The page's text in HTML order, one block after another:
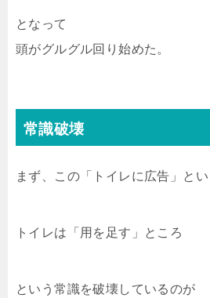
となって
頭がグルグル回り始めた。
常識破壊
まず、この「トイレに広告」とい
トイレは「用を足す」ところ
という常識を破壊しているのが